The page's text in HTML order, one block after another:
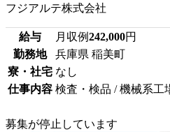
フジアルテ株式会社
給与 月収例242,000円
勤務地
兵庫県 稲美町
寮・社宅 なし
仕事内容 検査・検品 / 機械系工
募集が停止しています